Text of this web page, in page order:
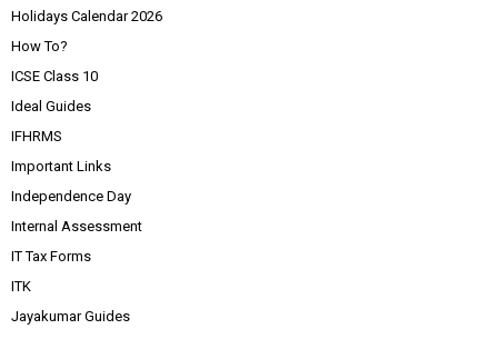
Holidays Calendar 2026
How To?
ICSE Class 10
Ideal Guides
IFHRMS
Important Links
Independence Day
Internal Assessment
IT Tax Forms
ITK
Jayakumar Guides